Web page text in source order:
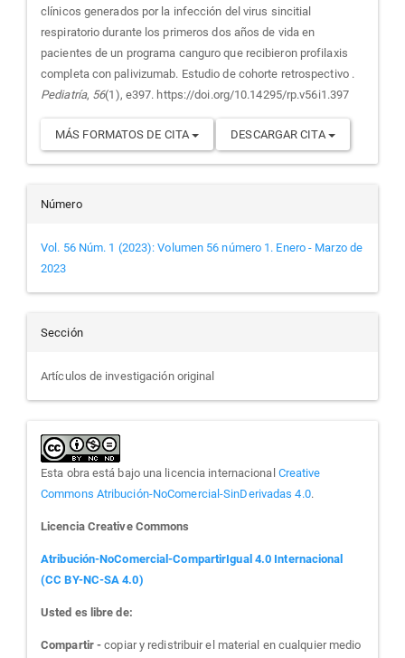
artículo
clínicos generados por la infección del virus sincitial
respiratorio durante los primeros dos años de vida en
pacientes de un programa canguro que recibieron profilaxis
completa con palivizumab. Estudio de cohorte retrospectivo .
Pediatría, 56(1), e397. https://doi.org/10.14295/rp.v56i1.397
MÁS FORMATOS DE CITA DESCARGAR CITA
Número
Vol. 56 Núm. 1 (2023): Volumen 56 número 1. Enero - Marzo de
2023
Sección
Artículos de investigación original
Esta obra está bajo una licencia internacional Creative
Commons Atribución-NoComercial-SinDerivadas 4.0.
Licencia Creative Commons
Atribución-NoComercial-CompartirIgual 4.0 Internacional
(CC BY-NC-SA 4.0)
Usted es libre de:
Compartir -copiar y redistribuir el material en cualquier medio